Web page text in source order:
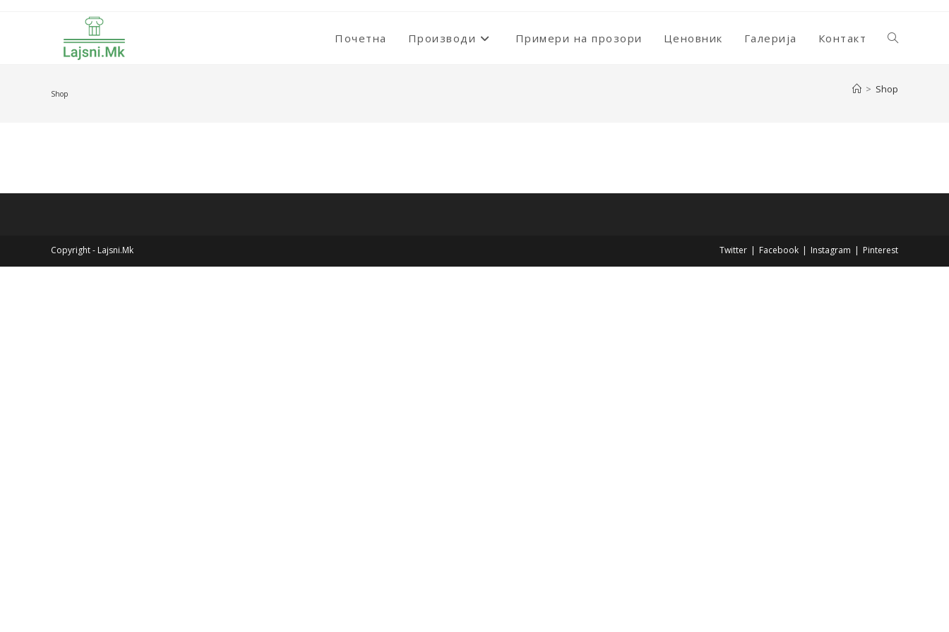
Почетна Производи Примери на прозори Ценовник Галерија Контакт Toggle
website
Shop > Shop
Twitter Facebook Instagram Pinterest
Copyright - Lajsni.Mk